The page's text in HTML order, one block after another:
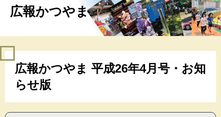
広報かつやま
広報かつやま 平成26年4月号・お知
らせ版